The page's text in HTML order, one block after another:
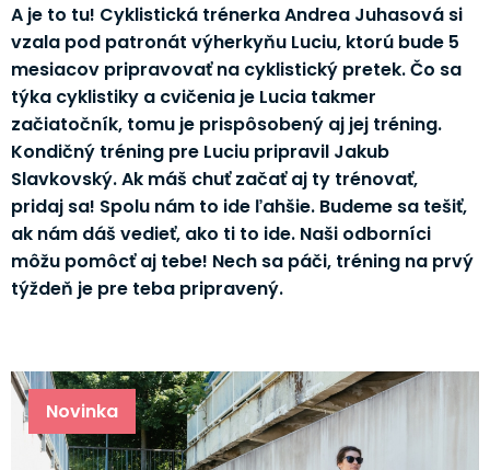
A je to tu! Cyklistická trénerka Andrea Juhasová si
vzala pod patronát výherkyňu Luciu, ktorú bude 5
mesiacov pripravovať na cyklistický pretek. Čo sa
týka cyklistiky a cvičenia je Lucia takmer
začiatočník, tomu je prispôsobený aj jej tréning.
Kondičný tréning pre Luciu pripravil Jakub
Slavkovský. Ak máš chuť začať aj ty trénovať,
pridaj sa! Spolu nám to ide ľahšie. Budeme sa tešiť,
ak nám dáš vedieť, ako ti to ide. Naši odborníci
môžu pomôcť aj tebe! Nech sa páči, tréning na prvý
týždeň je pre teba pripravený.
Novinka